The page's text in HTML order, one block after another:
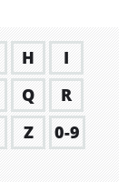
H
I
Q
R
Z
0-9